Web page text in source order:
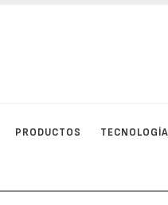
PRODUCTOS TECNOLOGÍA